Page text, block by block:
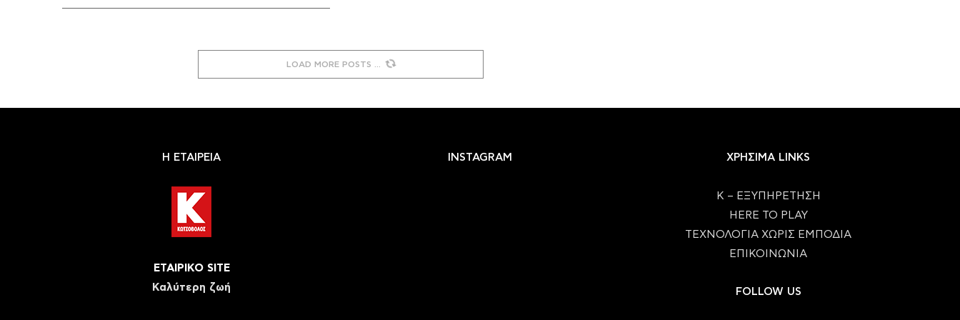
LOAD MORE POSTS
Η ΕΤΑΙΡΕΙΑ
ΕΤΑΙΡΙΚΟ SITE
Καλύτερη ζωή
INSTAGRAM ΧΡΗΣΙΜΑ LINKS
Κ – ΕΞΥΠΗΡΕΤΗΣΗ
HERE TO PLAY
ΤΕΧΝΟΛΟΓΙΑ ΧΩΡΙΣ ΕΜΠΟΔΙΑ
ΕΠΙΚΟΙΝΩΝΙΑ
FOLLOW US